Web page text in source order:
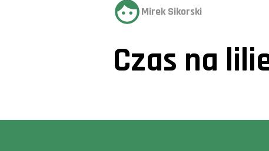
Mirek Sikorski
Czas na